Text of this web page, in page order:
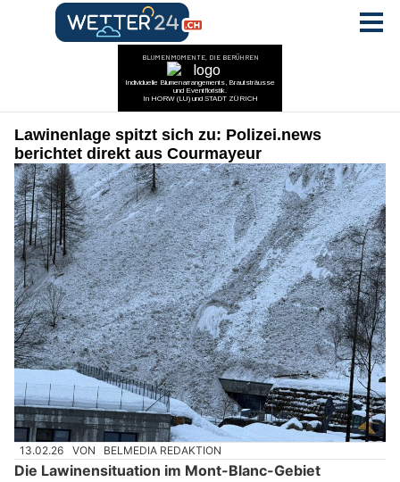
Lawinenlage spitzt sich zu: Polizei.news
berichtet direkt aus Courmayeur
13.02.26 VON BELMEDIA REDAKTION
Die Lawinensituation im Mont-Blanc-Gebiet